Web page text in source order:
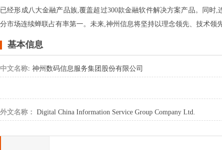
已经形成八大金融产品族,覆盖超过300款金融软件解决方案产品。同
分市场连续蝉联占有率第一。未来,神州信息将坚持以理念领先、技术
基本信息
中文名称: 神州数码信息服务集团股份有限公司
外文名称： Digital China Information Service Group Company Ltd.